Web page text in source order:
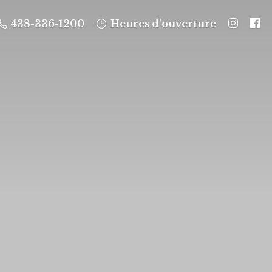
438-336-1200 Heures d'ouverture